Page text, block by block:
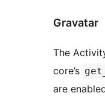
Gravatar
The
core’s
are